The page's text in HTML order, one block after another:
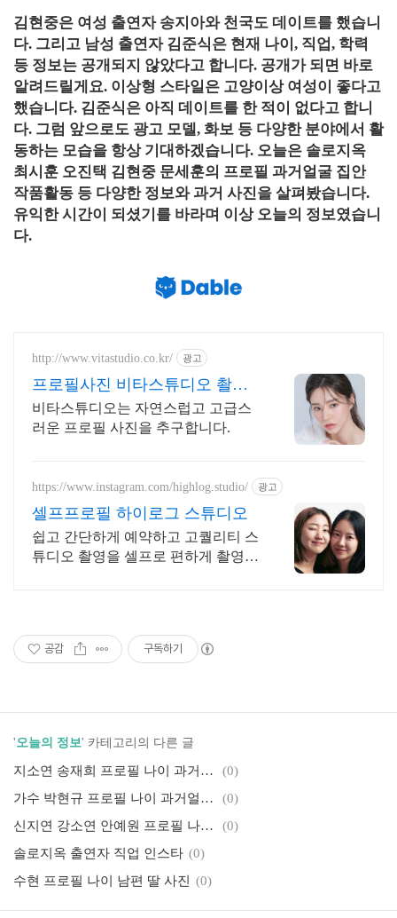
김현중은 여성 출연자 송지아와 천국도 데이트를 했습니
다. 그리고 남성 출연자 김준식은 현재 나이, 직업, 학력
등 정보는 공개되지 않았다고 합니다. 공개가 되면 바로
알려드릴게요. 이상형 스타일은 고양이상 여성이 좋다고
했습니다. 김준식은 아직 데이트를 한 적이 없다고 합니
다. 그럼 앞으로도 광고 모델, 화보 등 다양한 분야에서 활
동하는 모습을 항상 기대하겠습니다. 오늘은 솔로지옥
최시훈 오진택 김현중 문세훈의 프로필 과거얼굴 집안
작품활동 등 다양한 정보와 과거 사진을 살펴봤습니다.
유익한 시간이 되셨기를 바라며 이상 오늘의 정보였습니
다.
http://www.vitastudio.co.kr/ 광고
프로필사진 비타스튜디오 촬영
당일 1:1 사진수정
비타스튜디오는 자연스럽고 고급스
러운 프로필 사진을 추구합니다.
https://www.instagram.com/highlog.studio/ 광고
셀프프로필 하이로그 스튜디오
쉽고 간단하게 예약하고 고퀄리티 스
튜디오 촬영을 셀프로 편하게 촬영하
공감 구독하기
'오늘의 정보' 카테고리의 다른 글
지소연 송재희 프로필 나이 과거얼굴
(0)
가수 박현규 프로필 나이 과거얼굴 근황
(0)
신지연 강소연 안예원 프로필 나이 과거얼굴 직업
(0)
솔로지옥 출연자 직업 인스타 (0)
수현 프로필 나이 남편 딸 사진
(0)